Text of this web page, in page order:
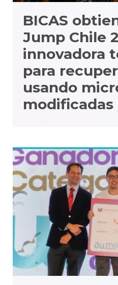
BICAS
Jump Chile
innovadora
para
usando
modificadas